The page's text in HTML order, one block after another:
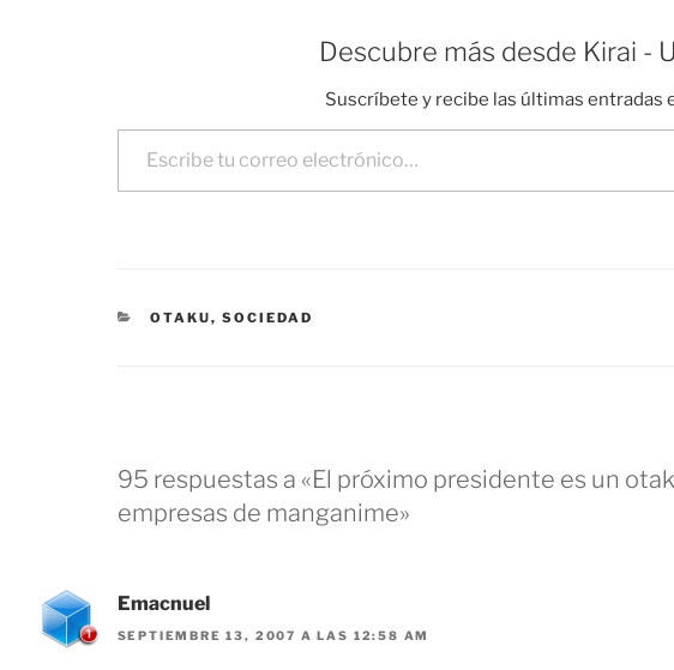
Descubre más desde Kirai -
Suscríbete y recibe las últimas entradas
Escribe tu correo electrónico…
CATEGORÍAS
OTAKU, SOCIEDAD
95 respuestas a «El próximo presidente es un
empresas de manganime»
Emacnuel
SEPTIEMBRE 13, 2007 A LAS 12:58 AM